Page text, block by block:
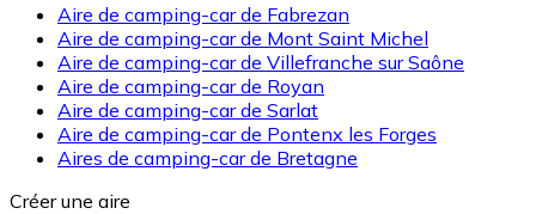
Aire de camping-car de Fabrezan
Aire de camping-car de Mont Saint Michel
Aire de camping-car de Villefranche sur Saône
Aire de camping-car de Royan
Aire de camping-car de Sarlat
Aire de camping-car de Pontenx les Forges
Aires de camping-car de Bretagne
Créer une aire